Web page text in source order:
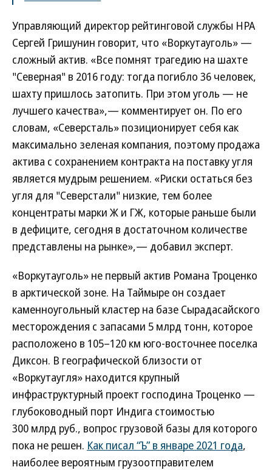
Управляющий директор рейтинговой службы НРА
Сергей Гришунин говорит, что «Воркутауголь» —
сложный актив. «Все помнят трагедию на шахте
"Северная" в 2016 году: тогда погибло 36 человек,
шахту пришлось затопить. При этом уголь — не
лучшего качества»,— комментирует он. По его
словам, «Северсталь» позиционирует себя как
максимально зеленая компания, поэтому продажа
актива с сохранением контракта на поставку угля
является мудрым решением. «Риски остаться без
угля для "Северстали" низкие, тем более
концентраты марки Ж и ГЖ, которые раньше были
в дефиците, сегодня в достаточном количестве
представлены на рынке»,— добавил эксперт.
«Воркутауголь» не первый актив Романа Троценко
в арктической зоне. На Таймыре он создает
каменноугольный кластер на базе Сырадасайского
месторождения с запасами 5 млрд тонн, которое
расположено в 105–120 км юго-восточнее поселка
Диксон. В географической близости от
«Воркутаугля» находится крупный
инфраструктурный проект господина Троценко —
глубоководный порт Индига стоимостью
300 млрд руб., вопрос грузовой базы для которого
пока не решен. Как писал “Ъ” в январе 2021 года,
наиболее вероятным грузоотправителем